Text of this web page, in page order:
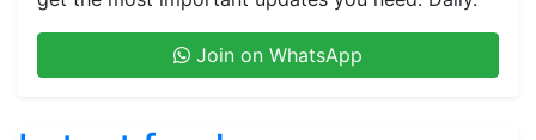
Join on WhatsApp